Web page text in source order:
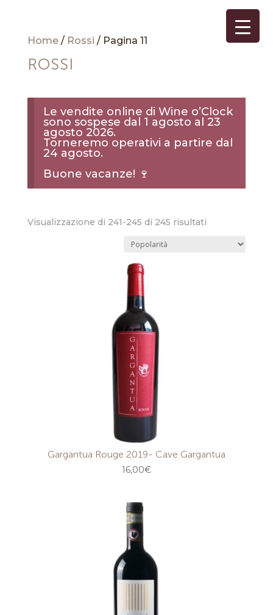
Home/ Rossi / Pagina 11
ROSSI
Le vendite online di Wine o’Clock
sono sospese dal 1 agosto al 23
agosto 2026.
Torneremo operativi a partire dal
24 agosto.
Buone vacanze! 🍷
Visualizzazione di 241-245 di 245 risultatiPopolarità
Gargantua Rouge 2019- Cave Gargantua
16,00€